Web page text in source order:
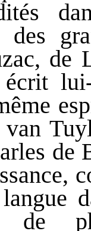
des
de
de
de